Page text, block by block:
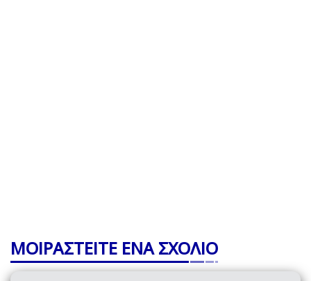
ΜΟΙΡΑΣΤΕΙΤΕ ΕΝΑ ΣΧΟΛΙΟ